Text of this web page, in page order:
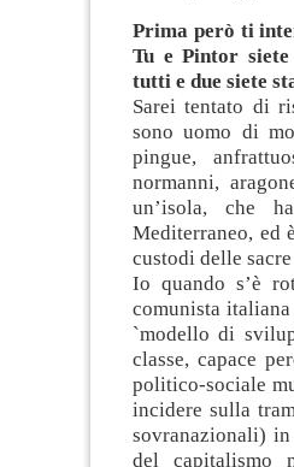
Prima però ti
Tu e Pintor
tutti e due siete
Sarei tentato di
sono uomo di
pingue,
normanni,
un’isola, che
Mediterraneo, ed
custodi delle
Io quando s’è
comunista
`modello di
classe, capace
politico-sociale
incidere sulla
sovranazionali)
del capitalismo